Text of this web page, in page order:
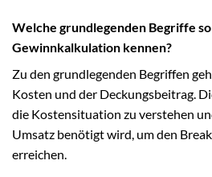
Welche grundlegenden Begriffe
Gewinnkalkulation kennen?
Zu den grundlegenden Begriffen
Kosten und der Deckungsbeitrag.
die Kostensituation zu verstehen
Umsatz benötigt wird, um den
erreichen.